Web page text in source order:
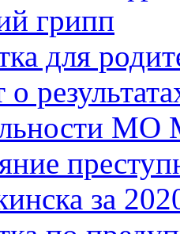
грипп
для
о
МО
за